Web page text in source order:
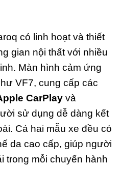
có linh hoạt và thiết
gian nội thất với nhiều
Màn hình cảm ứng
VF7, cung cấp các
CarPlay và
sử dụng dễ dàng kết
Cả hai mẫu xe đều có
da cao cấp, giúp người
trong mỗi chuyến hành